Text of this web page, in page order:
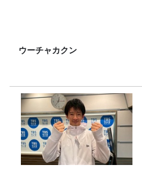
ウーチャカクン